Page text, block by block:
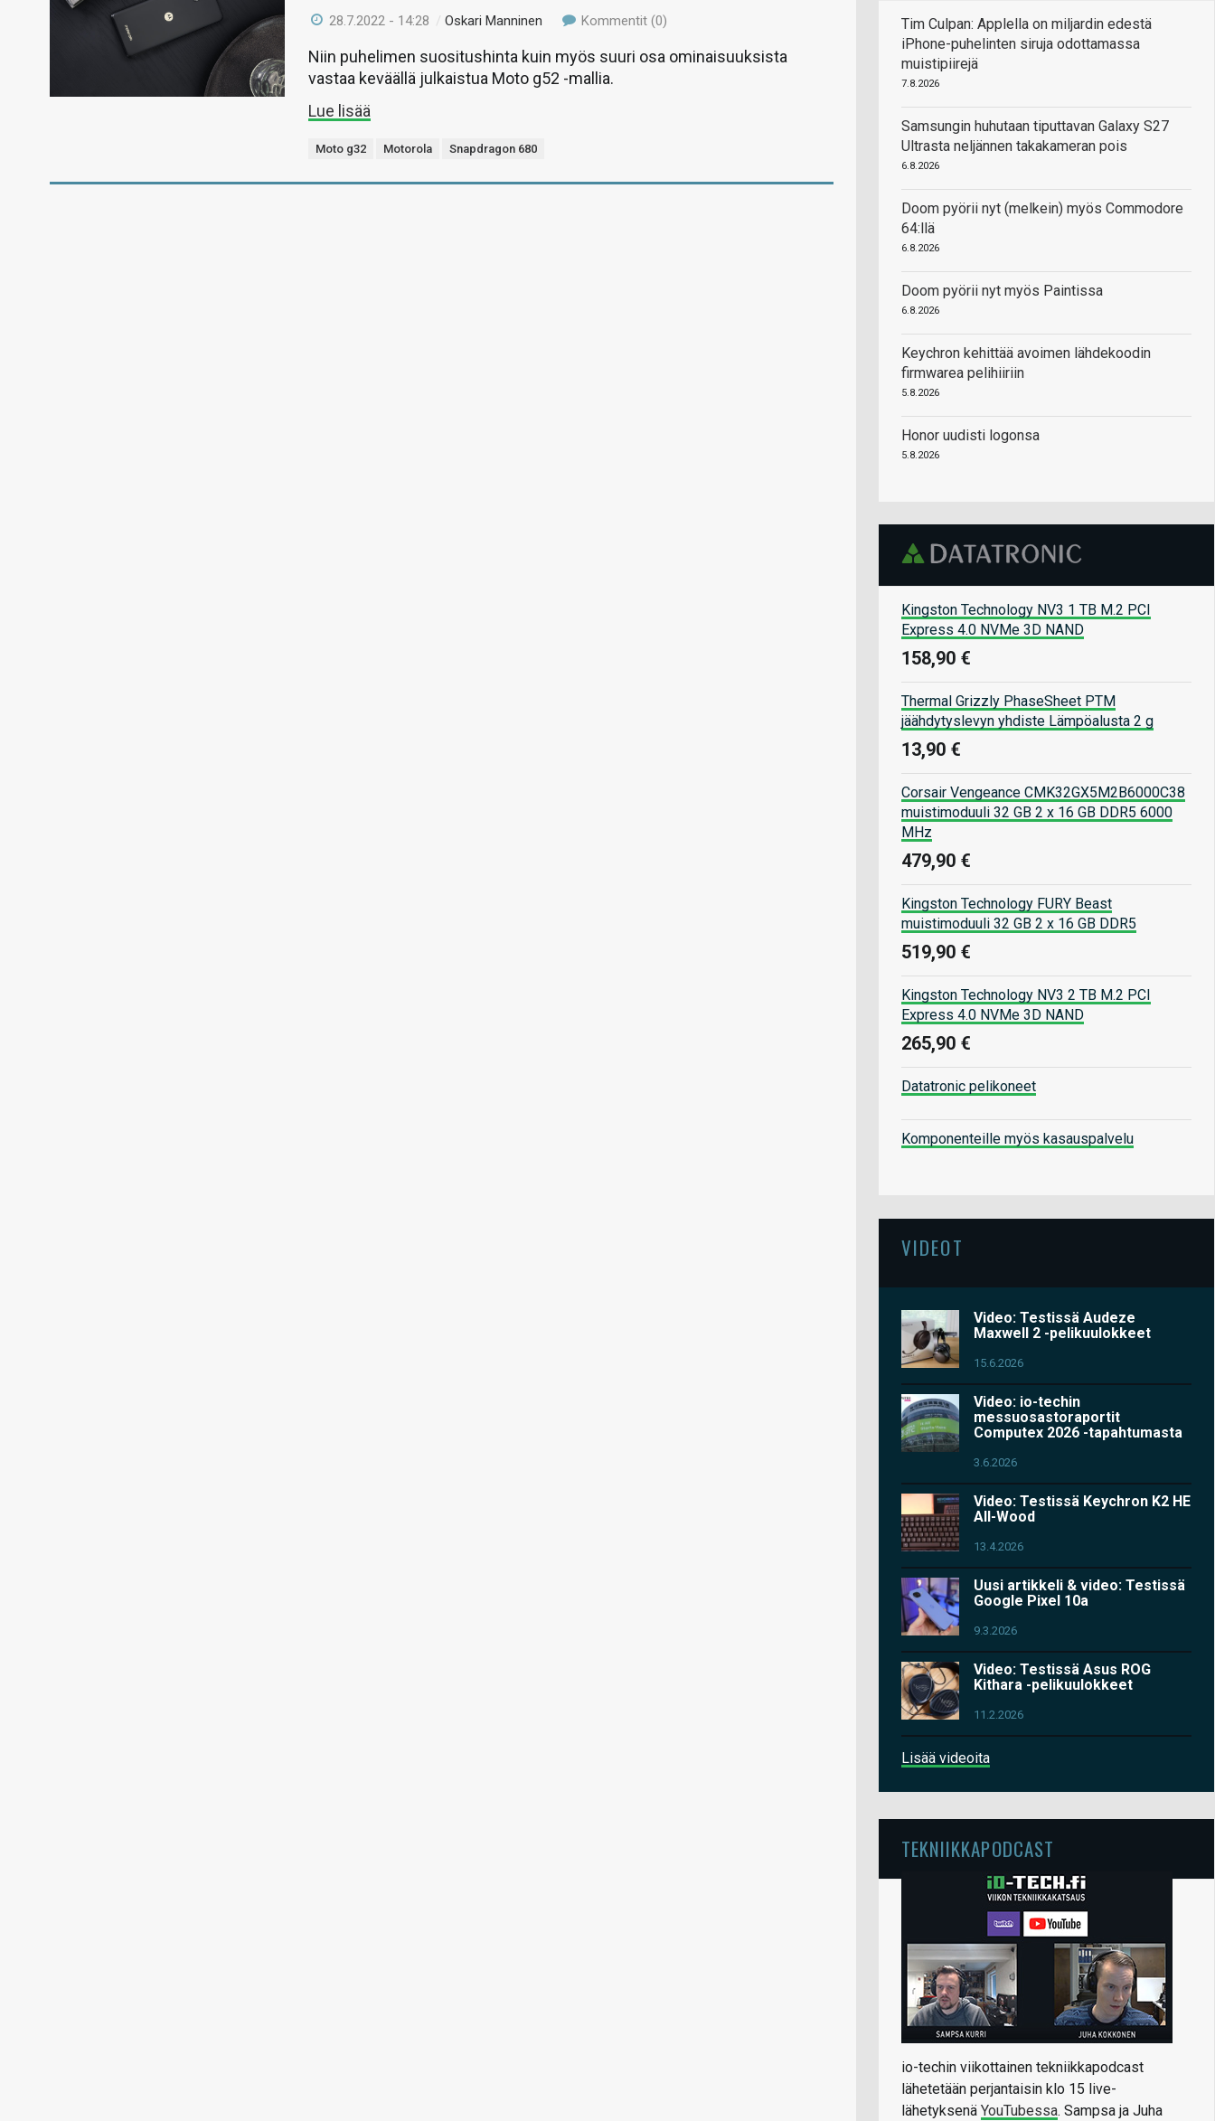
28.7.2022 - 14:28 /Oskari Manninen Kommentit (0)
Niin puhelimen suositushinta kuin myös suuri osa ominaisuuksista
vastaa keväällä julkaistua Moto g52 -mallia.
Lue lisää
Moto g32 Motorola Snapdragon 680
Tim Culpan: Applella on miljardin edestä
iPhone-puhelinten siruja odottamassa
muistipiirejä
7.8.2026
Samsungin huhutaan tiputtavan Galaxy S27
Ultrasta neljännen takakameran pois
6.8.2026
Doom pyörii nyt (melkein) myös Commodore
64:llä
6.8.2026
Doom pyörii nyt myös Paintissa
6.8.2026
Keychron kehittää avoimen lähdekoodin
firmwarea pelihiiriin
5.8.2026
Honor uudisti logonsa
5.8.2026
Kingston Technology NV3 1 TB M.2 PCI
Express 4.0 NVMe 3D NAND
158,90 €
Thermal Grizzly PhaseSheet PTM
jäähdytyslevyn yhdiste Lämpöalusta 2 g
13,90 €
Corsair Vengeance CMK32GX5M2B6000C38
muistimoduuli 32 GB 2 x 16 GB DDR5 6000
MHz
479,90 €
Kingston Technology FURY Beast
muistimoduuli 32 GB 2 x 16 GB DDR5
519,90 €
Kingston Technology NV3 2 TB M.2 PCI
Express 4.0 NVMe 3D NAND
265,90 €
Datatronic pelikoneet
Komponenteille myös kasauspalvelu
VIDEOT
Video: Testissä Audeze
Maxwell 2 -pelikuulokkeet
15.6.2026
Video: io-techin
messuosastoraportit
Computex 2026 -tapahtumasta
3.6.2026
Video: Testissä Keychron K2 HE
All-Wood
13.4.2026
Uusi artikkeli & video: Testissä
Google Pixel 10a
9.3.2026
Video: Testissä Asus ROG
Kithara -pelikuulokkeet
11.2.2026
Lisää videoita
TEKNIIKKAPODCAST
io-techin viikottainen tekniikkapodcast
lähetetään perjantaisin klo 15 live-
lähetyksenä YouTubessa. Sampsa ja Juha